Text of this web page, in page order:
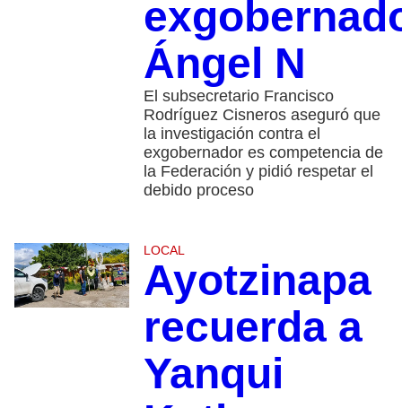
Ángel N
El subsecretario Francisco
Rodríguez Cisneros aseguró que
la investigación contra el
exgobernador es competencia de
la Federación y pidió respetar el
debido proceso
LOCAL
Ayotzinapa
recuerda a
Yanqui